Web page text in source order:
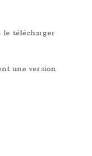
le télécharger
une version